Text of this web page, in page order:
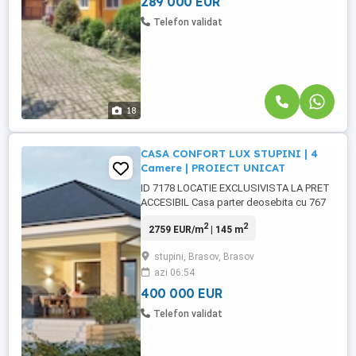
18
Telefon validat
CASA CONFORT LUX STUPINI | 4
Camere | PROIECT UNICAT
ID 7178 LOCATIE EXCLUSIVISTA LA PRET
ACCESIBIL Casa parter deosebita cu 767
construiti, 145 mp locuibili. Design
GROSIME 37 cm ACOPERIS DIN #538;IGLA
CU GARANTIE UNICITATE SI
ACCESIBILITATE Liniste si natura, vedere
2759 EUR/m2| 145 m2
stupini, Brasov, Brasov
azi 06:54
400 000 EUR
Telefon validat